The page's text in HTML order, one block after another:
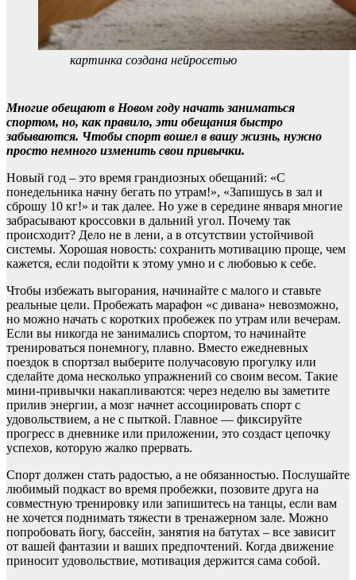
картинка создана нейросетью
Многие обещают в Новом году начать заниматься
спортом, но, как правило, эти обещания быстро
забываются. Чтобы спорт вошел в вашу жизнь, нужно
просто немного изменить свои привычки.
Новый год – это время грандиозных обещаний: «С
понедельника начну бегать по утрам!», «Запишусь в зал и
сброшу 10 кг!» и так далее. Но уже в середине января многие
забрасывают кроссовки в дальний угол. Почему так
происходит? Дело не в лени, а в отсутствии устойчивой
системы. Хорошая новость: сохранить мотивацию проще, чем
кажется, если подойти к этому умно и с любовью к себе.
Чтобы избежать выгорания, начинайте с малого и ставьте
реальные цели. Пробежать марафон «с дивана» невозможно,
но можно начать с коротких пробежек по утрам или вечерам.
Если вы никогда не занимались спортом, то начинайте
тренироваться понемногу, плавно. Вместо ежедневных
поездок в спортзал выберите получасовую прогулку или
сделайте дома несколько упражнений со своим весом. Такие
мини-привычки накапливаются: через неделю вы заметите
прилив энергии, а мозг начнет ассоциировать спорт с
удовольствием, а не с пыткой. Главное — фиксируйте
прогресс в дневнике или приложении, это создаст цепочку
успехов, которую жалко прервать.
Спорт должен стать радостью, а не обязанностью. Послушайте
любимый подкаст во время пробежки, позовите друга на
совместную тренировку или запишитесь на танцы, если вам
не хочется поднимать тяжести в тренажерном зале. Можно
попробовать йогу, бассейн, занятия на батутах – все зависит
от вашей фантазии и ваших предпочтений. Когда движение
приносит удовольствие, мотивация держится сама собой.